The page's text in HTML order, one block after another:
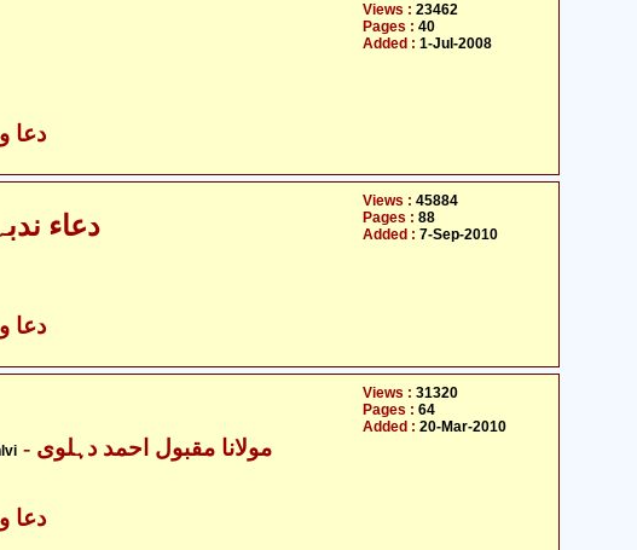
- دعا
Views : 23462
Pages : 40
Added : 1-Jul-2008
- دعا
Views : 45884
Pages : 88
Added : 7-Sep-2010
- مولانا مقبول احمد دہلوی
- دعا
Views : 31320
Pages : 64
Added : 20-Mar-2010